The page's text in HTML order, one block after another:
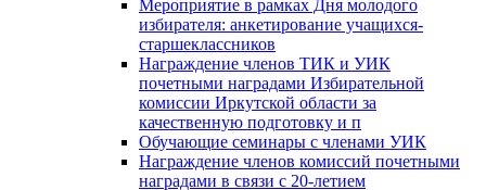
Мероприятие в рамках Дня молодого
избирателя: анкетирование учащихся-
старшеклассников
Награждение членов ТИК и УИК
почетными наградами Избирательной
комиссии Иркутской области за
качественную подготовку и п
Обучающие семинары с членами УИК
Награждение членов комиссий почетными
наградами в связи с 20-летием